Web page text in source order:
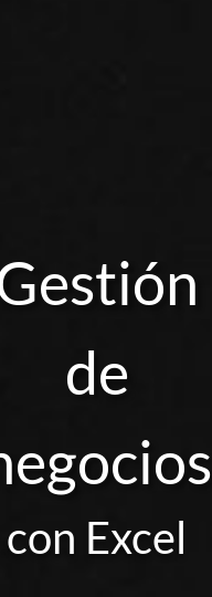
de
con Excel